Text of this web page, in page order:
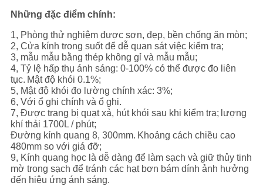
Những đặc điểm chính:
1, Phòng thử nghiệm được sơn, đẹp, bền chống ăn mòn;
2, Cửa kính trong suốt để dễ quan sát việc kiểm tra;
3, mẫu mẫu bằng thép không gỉ và mẫu mẫu;
4, Tỷ lệ hấp thụ ánh sáng: 0-100% có thể được đo liên
tục. Mật độ khói 0.1%;
5, Mật độ khói đo lường chính xác: 3%;
6, Với ổ ghi chính và ổ ghi.
7, Được trang bị quạt xả, hút khói sau khi kiểm tra; lượng
khí thải 1700L / phút;
Đường kính quang 8, 300mm. Khoảng cách chiều cao
480mm so với giá đỡ;
9, Kính quang học là dễ dàng để làm sạch và giữ thủy tinh
mờ trong sạch để tránh các hạt bơn bám dính ảnh hưởng
đến hiệu ứng ánh sáng.